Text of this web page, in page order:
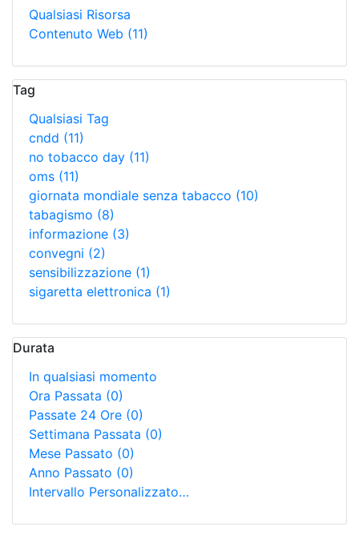
Qualsiasi Risorsa
Contenuto Web (11)
Tag
Qualsiasi Tag
cndd (11)
no tobacco day (11)
oms (11)
giornata mondiale senza tabacco (10)
tabagismo (8)
informazione (3)
convegni (2)
sensibilizzazione (1)
sigaretta elettronica (1)
Durata
In qualsiasi momento
Ora Passata (0)
Passate 24 Ore (0)
Settimana Passata (0)
Mese Passato (0)
Anno Passato (0)
Intervallo Personalizzato…